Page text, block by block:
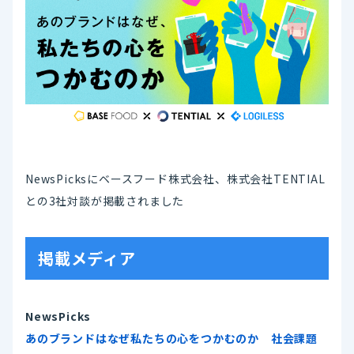
NewsPicksにベースフード株式会社、株式会社TENTIAL
との3社対談が掲載されました
掲載メディア
NewsPicks
あのブランドはなぜ私たちの心をつかむのか 社会課題